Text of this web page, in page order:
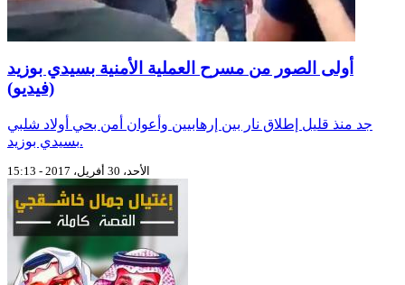
أولى الصور من مسرح العملية الأمنية بسيدي بوزيد
(فيديو)
جد منذ قليل إطلاق نار بين إرهابيين وأعوان أمن بحي أولاد شلبي
بسيدي بوزيد.
الأحد، 30 أفريل، 2017 - 15:13